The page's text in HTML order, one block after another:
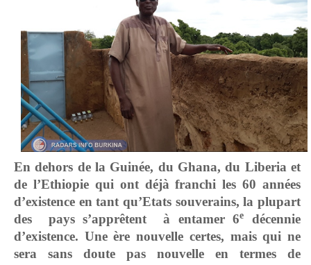
En dehors de la Guinée, du Ghana, du Liberia et
de l’Ethiopie qui ont déjà franchi les 60 années
d’existence en tant qu’Etats souverains, la plupart
des pays s’apprêtent à entamer 6e
décennie
d’existence. Une ère nouvelle certes, mais qui ne
sera sans doute pas nouvelle en termes de